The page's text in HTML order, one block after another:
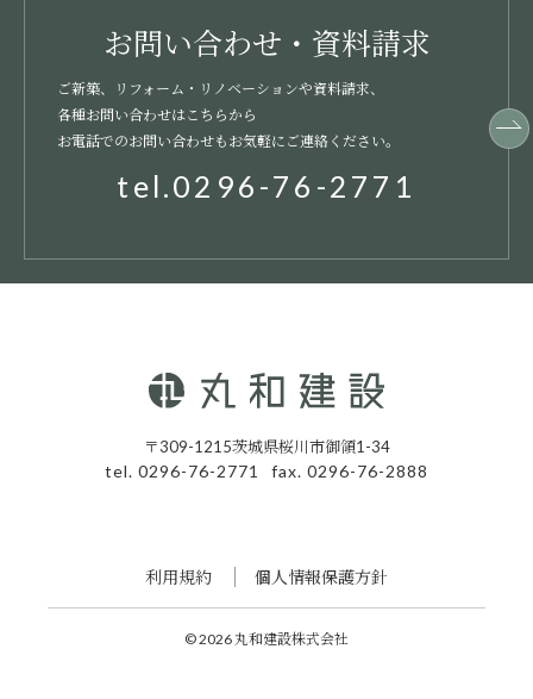
お問い合わせ・資料請求
ご新築、リフォーム・リノベーションや資料請求、
各種お問い合わせはこちらから
お電話でのお問い合わせもお気軽にご連絡ください。
tel.0296-76-2771
〒309-1215茨城県桜川市御領1-34
tel. 0296-76-2771 fax. 0296-76-2888
利用規約 個人情報保護方針
© 2026 丸和建設株式会社